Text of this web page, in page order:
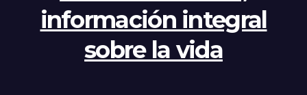
información integral
sobre la vida